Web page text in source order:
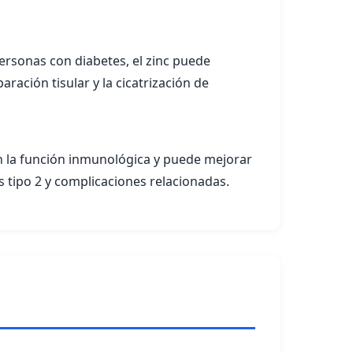
con diabetes, el zinc puede
tisular y la cicatrización de
la función inmunológica y puede mejorar
tipo 2 y complicaciones relacionadas.